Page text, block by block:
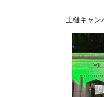
土樋キャン